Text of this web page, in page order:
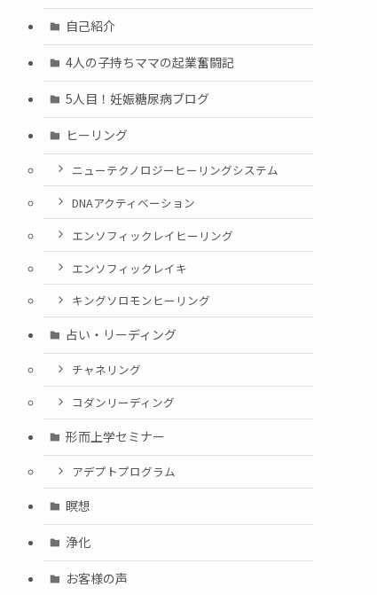
自己紹介
4人の子持ちママの起業奮闘記
5人目！妊娠糖尿病ブログ
ヒーリング
ニューテクノロジーヒーリングシステム
DNAアクティベーション
エンソフィックレイヒーリング
エンソフィックレイキ
キングソロモンヒーリング
占い・リーディング
チャネリング
コダンリーディング
形而上学セミナー
アデプトプログラム
瞑想
浄化
お客様の声